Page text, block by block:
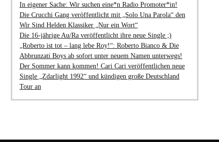
In eigener Sache: Wir suchen eine*n Radio Promoter*in!
Die Crucchi Gang veröffentlicht mit „Solo Una Parola“ den
Wir Sind Helden Klassiker „Nur ein Wort“
Die 16-jährige Au/Ra veröffentlicht ihre neue Single ;)
„Roberto ist tot – lang lebe Roy!“: Roberto Bianco & Die
Abbrunzati Boys ab sofort unter neuem Namen unterwegs!
Der Sommer kann kommen! Cari Cari veröffentlichen neue
Single „Zdarlight 1992“ und kündigen große Deutschland
Tour an